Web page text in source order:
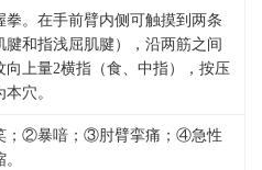
拳。在手前臂内侧可触摸到两条
腱和指浅屈肌腱），沿两筋之间
向上量2横指（食、中指），按压
穴。
；②暴喑；③肘臂挛痛；④急性